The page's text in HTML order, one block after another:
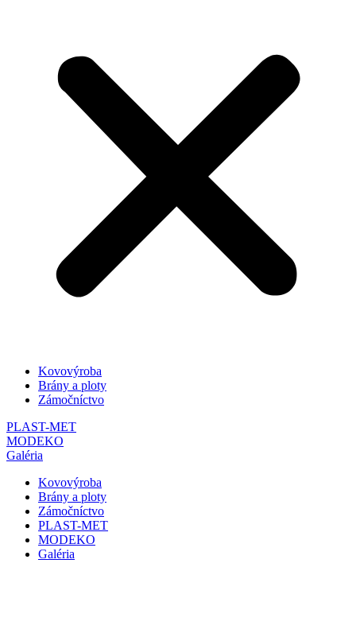
Kovovýroba
Brány a ploty
Zámočníctvo
PLAST-MET
MODEKO
Galéria
Kovovýroba
Brány a ploty
Zámočníctvo
PLAST-MET
MODEKO
Galéria